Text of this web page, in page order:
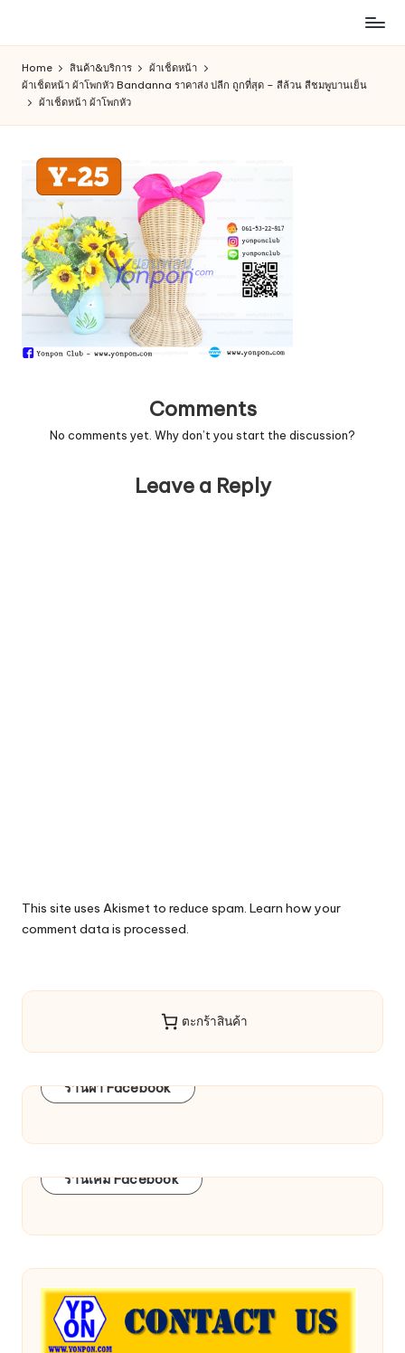
content
สินค้า
ออนไลน์
Home สินค้า&บริการ
ผ้าเช็ดหน้า
ผ้าเช็ดหน้า ผ้าโพกหัว Bandanna ราคาส่ง ปลีก ถูกที่สุด – สีล้วน สีชมพูบานเย็น
ผ้าเช็ดหน้า ผ้าโพกหัว
Comments
No comments yet. Why don’t you start the discussion?
Leave a Reply
This site uses Akismet to reduce spam. Learn how your
comment data is processed.
ตะกร้าสินค้า
ร้านผ้า Facebook
ร้านเคมี Facebook